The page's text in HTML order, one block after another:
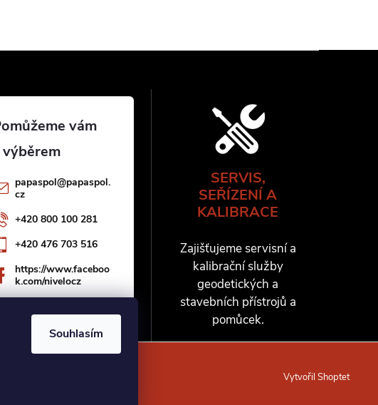
Souhlasím
papaspol@papaspol.
cz
+420 800 100 281
+420 476 703 516
https://www.faceboo
k.com/nivelocz
SERVIS,
SEŘÍZENÍ A
KALIBRACE
Zajišťujeme servisní a
kalibrační služby
geodetických a
stavebních přístrojů a
pomůcek.
Vytvořil Shoptet